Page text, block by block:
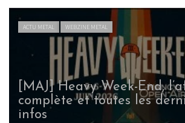
ACTU METAL WEBZINE METAL
[MAJ] Heavy Week-End,
complète et toutes les
infos